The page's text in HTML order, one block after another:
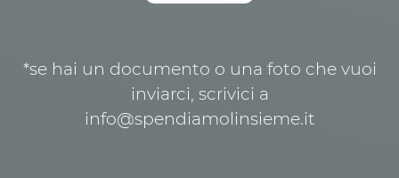
*se hai un documento o una foto che vuoi
inviarci, scrivici a
info@spendiamolinsieme.it